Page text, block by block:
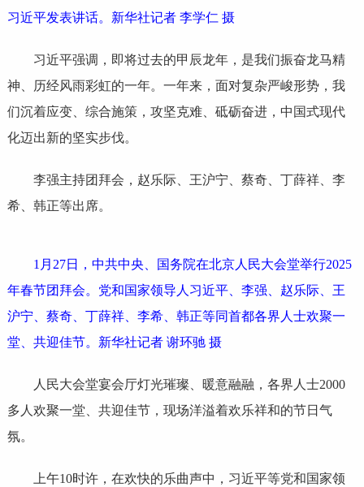
习近平发表讲话。新华社记者 李学仁 摄
习近平强调，即将过去的甲辰龙年，是我们振奋龙马精
神、历经风雨彩虹的一年。一年来，面对复杂严峻形势，我
们沉着应变、综合施策，攻坚克难、砥砺奋进，中国式现代
化迈出新的坚实步伐。
李强主持团拜会，赵乐际、王沪宁、蔡奇、丁薛祥、李
希、韩正等出席。
1月27日，中共中央、国务院在北京人民大会堂举行2025
年春节团拜会。党和国家领导人习近平、李强、赵乐际、王
沪宁、蔡奇、丁薛祥、李希、韩正等同首都各界人士欢聚一
堂、共迎佳节。新华社记者 谢环驰 摄
人民大会堂宴会厅灯光璀璨、暖意融融，各界人士2000
多人欢聚一堂、共迎佳节，现场洋溢着欢乐祥和的节日气
氛。
上午10时许，在欢快的乐曲声中，习近平等党和国家领